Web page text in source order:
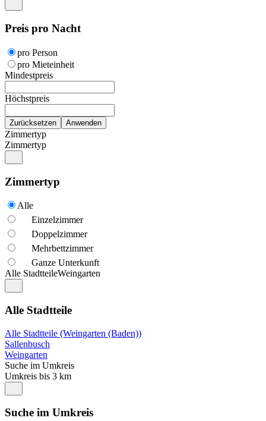
Preis pro Nacht
pro Person
pro Mieteinheit
Mindestpreis
Höchstpreis
Zimmertyp
Zimmertyp
Zimmertyp
Alle
Einzelzimmer
Doppelzimmer
Mehrbettzimmer
Ganze Unterkunft
Alle StadtteileWeingarten
Alle Stadtteile
Alle Stadtteile (Weingarten (Baden))
Sallenbusch
Weingarten
Suche im Umkreis
Umkreis bis 3 km
Suche im Umkreis